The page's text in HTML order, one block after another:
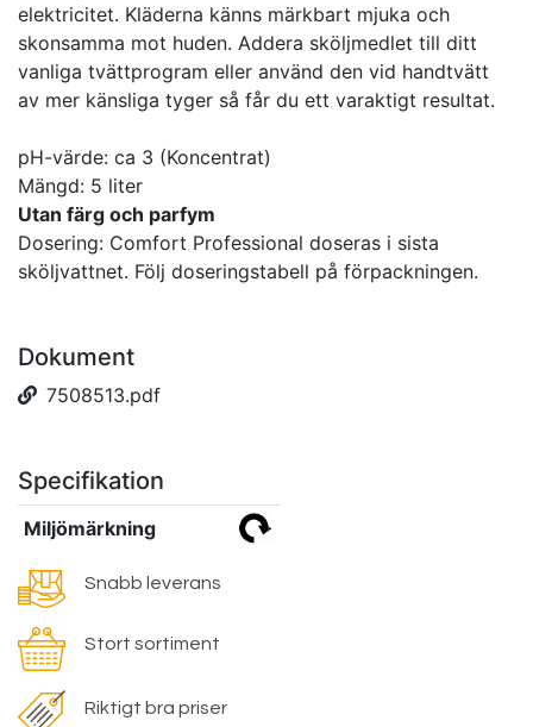
elektricitet. Kläderna känns märkbart mjuka och
skonsamma mot huden. Addera sköljmedlet till ditt
vanliga tvättprogram eller använd den vid handtvätt
av mer känsliga tyger så får du ett varaktigt resultat.
pH-värde: ca 3 (Koncentrat)
Mängd: 5 liter
Utan färg och parfym
Dosering: Comfort Professional doseras i sista
sköljvattnet. Följ doseringstabell på förpackningen.
Dokument
7508513.pdf
Specifikation
Miljömärkning
Snabb leverans
Stort sortiment
Riktigt bra priser